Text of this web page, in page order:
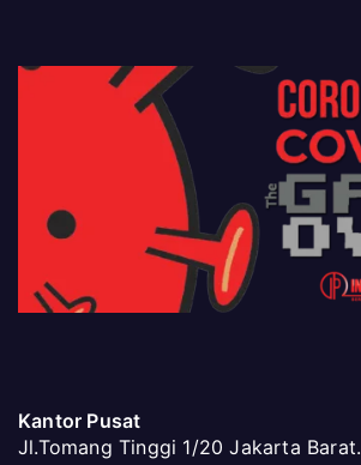
Kantor Pusat
Jl.Tomang Tinggi 1/20 Jakarta Barat.